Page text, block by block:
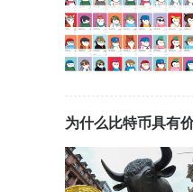
为什么比特币具有